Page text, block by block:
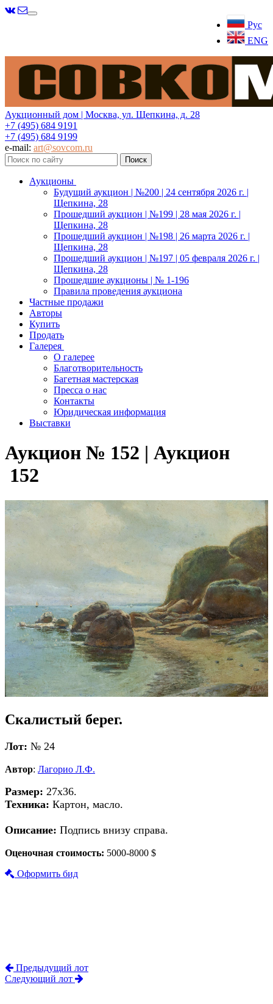
Рус
ENG
Меню
Аукционный дом | Москва, ул. Щепкина, д. 28
+7 (495) 684 9191
+7 (495) 684 9199
e-mail: art@sovcom.ru
Аукционы
Будущий аукцион | №200 | 24 сентября 2026 г. |
Щепкина, 28
Прошедший аукцион | №199 | 28 мая 2026 г. |
Щепкина, 28
Прошедший аукцион | №198 | 26 марта 2026 г. |
Щепкина, 28
Прошедший аукцион | №197 | 05 февраля 2026 г. |
Щепкина, 28
Прошедшие аукционы | № 1-196
Правила проведения аукциона
Частные продажи
Авторы
Купить
Продать
Галерея
О галерее
Благотворительность
Багетная мастерская
Пресса о нас
Контакты
Юридическая информация
Выставки
Аукцион № 152 | Аукцион
152
Скалистый берег.
Лот: № 24
Автор: Лагорио Л.Ф.
Размер: 27х36.
Техника: Картон, масло.
Описание: Подпись внизу справа.
Оценочная стоимость: 5000-8000 $
Оформить бид
Предыдущий лот
Следующий лот